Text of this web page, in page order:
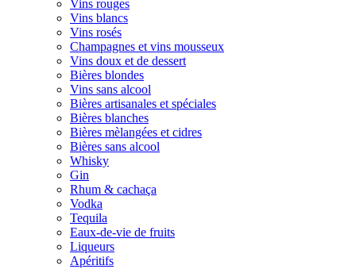
Vins rouges
Vins blancs
Vins rosés
Champagnes et vins mousseux
Vins doux et de dessert
Bières blondes
Vins sans alcool
Bières artisanales et spéciales
Bières blanches
Bières mèlangées et cidres
Bières sans alcool
Whisky
Gin
Rhum & cachaça
Vodka
Tequila
Eaux-de-vie de fruits
Liqueurs
Apéritifs